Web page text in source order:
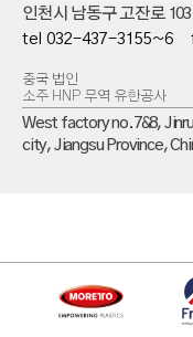
인천시 남동구 고잔로
tel 032-437-3155~6
중국 법인
소주 HNP 무역 유한공사
West factory no.7&8,
city, Jiangsu Province,